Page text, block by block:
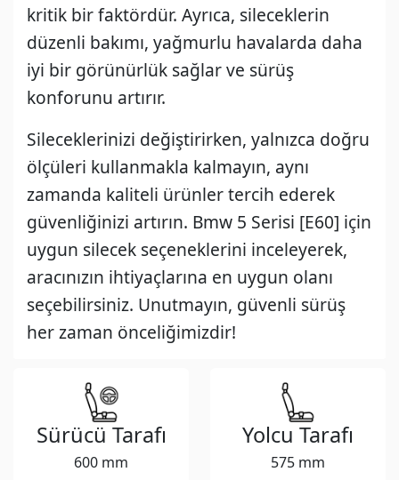
kritik bir faktördür. Ayrıca, sileceklerin
düzenli bakımı, yağmurlu havalarda daha
iyi bir görünürlük sağlar ve sürüş
konforunu artırır.
Sileceklerinizi değiştirirken, yalnızca doğru
ölçüleri kullanmakla kalmayın, aynı
zamanda kaliteli ürünler tercih ederek
güvenliğinizi artırın. Bmw 5 Serisi [E60] için
uygun silecek seçeneklerini inceleyerek,
aracınızın ihtiyaçlarına en uygun olanı
seçebilirsiniz. Unutmayın, güvenli sürüş
her zaman önceliğimizdir!
Sürücü Tarafı
600 mm
Yolcu Tarafı
575 mm